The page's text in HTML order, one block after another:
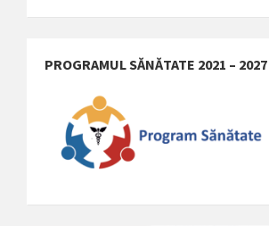
PROGRAMUL SĂNĂTATE 2021 – 2027